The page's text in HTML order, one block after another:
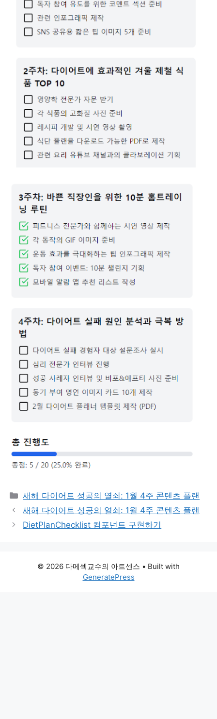
Categories
새해 다이어트 성공의 열쇠: 1월 4주 콘텐츠 플랜
새해 다이어트 성공의 열쇠: 1월 4주 콘텐츠 플랜
DietPlanChecklist 컴포넌트 구현하기
© 2026 다메섹교수의 아트센스 • Built with
GeneratePress